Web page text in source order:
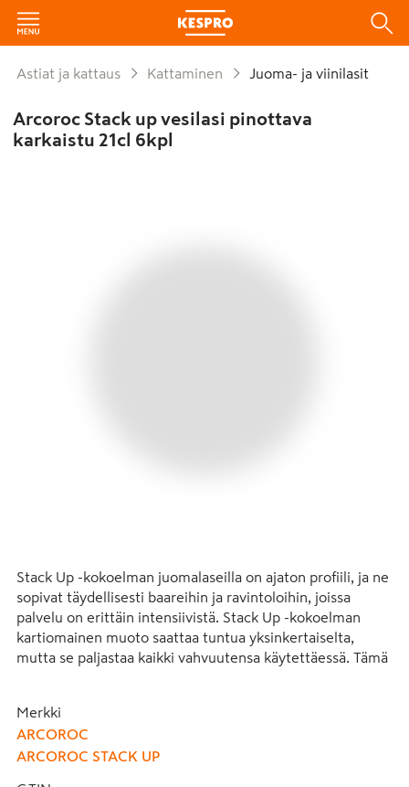
Astiat ja kattaus Kattaminen Juoma- ja viinilasit
Arcoroc Stack up vesilasi pinottava
karkaistu 21cl 6kpl
Stack Up -kokoelman juomalaseilla on ajaton profiili, ja ne
sopivat täydellisesti baareihin ja ravintoloihin, joissa
palvelu on erittäin intensiivistä. Stack Up -kokoelman
kartiomainen muoto saattaa tuntua yksinkertaiselta,
mutta se paljastaa kaikki vahvuutensa käytettäessä. Tämä
ja lämpöshokin kestävyyden vaatimukset ja
mahdollistavat siten turvallisen tarjoilun. Highball-lasi
soveltuu ja perinteinen lasi korostaa väkevien
Merkki
ARCOROC
ARCOROC STACK UP